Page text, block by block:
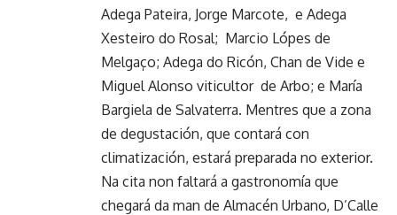
Adega Pateira, Jorge Marcote, e Adega
Xesteiro do Rosal; Marcio Lópes de
Melgaço; Adega do Ricón, Chan de Vide e
Miguel Alonso viticultor de Arbo; e María
Bargiela de Salvaterra. Mentres que a zona
de degustación, que contará con
climatización, estará preparada no exterior.
Na cita non faltará a gastronomía que
chegará da man de Almacén Urbano, D’Calle